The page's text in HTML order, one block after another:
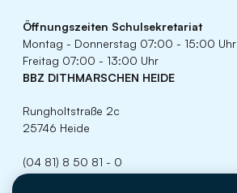
Öffnungszeiten Schulsekretariat
Montag - Donnerstag 07:00 - 15:00 Uhr
Freitag 07:00 - 13:00 Uhr
BBZ DITHMARSCHEN HEIDE
Rungholtstraße 2c
25746 Heide
(04 81) 8 50 81 - 0
info(at)bbz-dithmarschen.de